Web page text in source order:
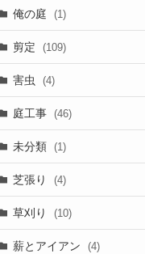
俺の庭 (1)
剪定 (109)
害虫 (4)
庭工事 (46)
未分類 (1)
芝張り (4)
草刈り (10)
薪とアイアン (4)